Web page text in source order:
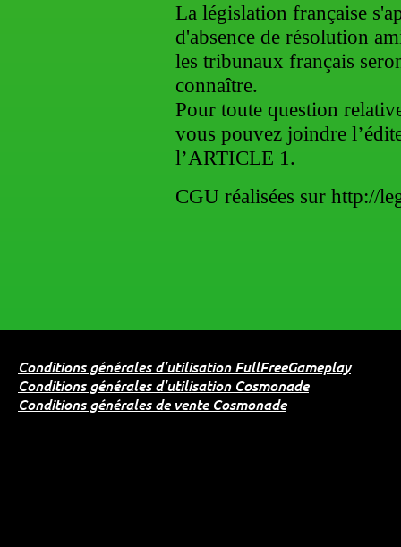
La législation française
d'absence de résolution
les tribunaux français
connaître.
Pour toute question
vous pouvez joindre
l’ARTICLE 1.
CGU réalisées sur http://
Conditions générales d'utilisation FullFreeGameplay
Conditions générales d'utilisation Cosmonade
Conditions générales de vente Cosmonade